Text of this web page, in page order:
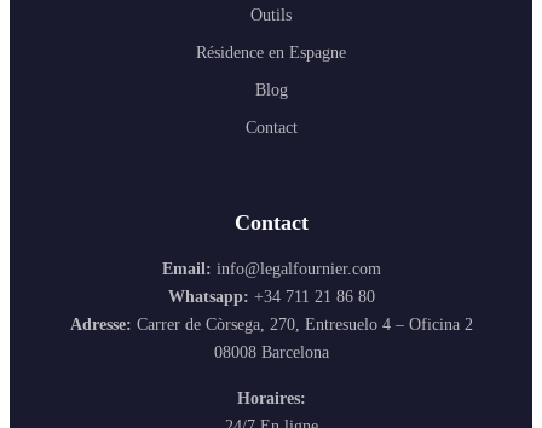
Outils
Résidence en Espagne
Blog
Contact
Contact
Email: info@legalfournier.com
Whatsapp: +34 711 21 86 80
Adresse: Carrer de Còrsega, 270, Entresuelo 4 – Oficina 2
08008 Barcelona
Horaires: